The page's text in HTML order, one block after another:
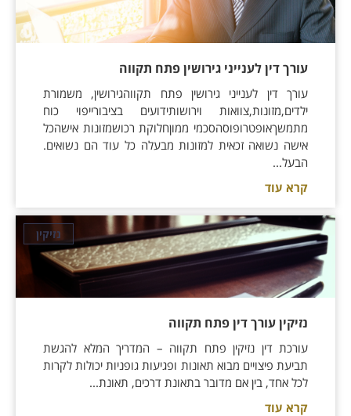
עורך דין לענייני גירושין פתח תקווה
עורך דין לענייני גירושין פתח תקווהגירושין, משמורת
ילדים,מזונות,צוואות וירושותידועים בציבורייפוי כוח
מתמשךאופטרופוסהסכמי ממוןחלוקת רכושמזונות אישהכל
אישה נשואה זכאית למזונות מבעלה כל עוד הם נשואים.
הבעל...
קרא עוד
נזיקין
נזיקין עורך דין פתח תקווה
עורכת דין נזיקין פתח תקווה – המדריך המלא להגשת
תביעת פיצויים מבוא תאונות ופגיעות גופניות יכולות לקרות
לכל אחד, בין אם מדובר בתאונת דרכים, תאונת...
קרא עוד